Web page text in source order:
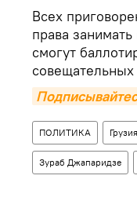
Всех
права
смогут
совещательных
ПОЛИТИКА Грузия
Зураб Джапаридзе